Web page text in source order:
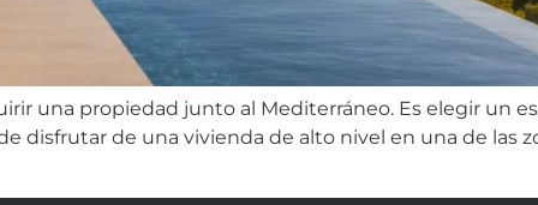
una propiedad junto al Mediterráneo. Es elegir un
disfrutar de una vivienda de alto nivel en una de las